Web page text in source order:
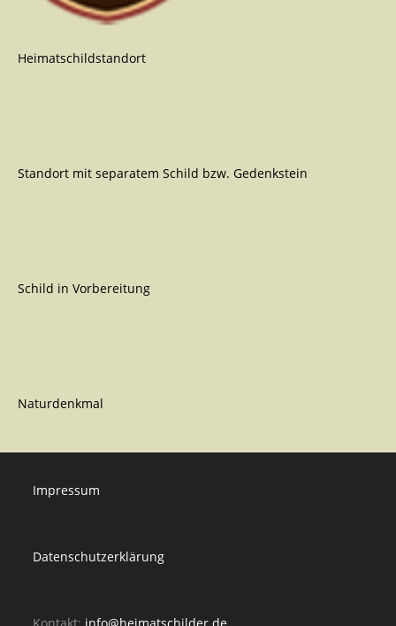
Heimatschildstandort
Standort mit separatem Schild bzw. Gedenkstein
Schild in Vorbereitung
Naturdenkmal
Impressum
Datenschutzerklärung